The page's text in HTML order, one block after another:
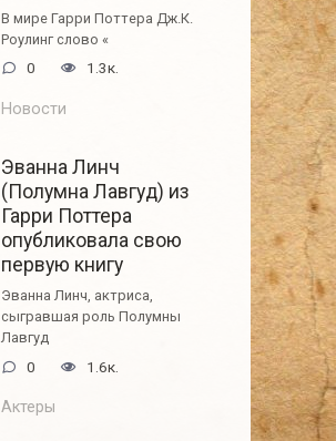
В мире Гарри Поттера Дж.К.
Роулинг слово «
0 1.3к.
Новости
Эванна Линч
(Полумна Лавгуд) из
Гарри Поттера
опубликовала свою
первую книгу
Эванна Линч, актриса,
сыгравшая роль Полумны
Лавгуд
0 1.6к.
Актеры